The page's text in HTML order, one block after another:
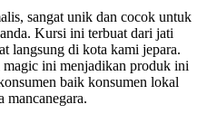
sangat unik dan cocok untuk
Kursi ini terbuat dari jati
langsung di kota kami jepara.
ini menjadikan produk ini
baik konsumen lokal
mancanegara.